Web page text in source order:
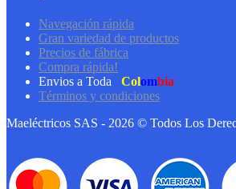
Navegación rápida
Gran variedad de productos
Precios de fábrica
Compra rápida!
Envios a Toda
Colombia
Términos y condiciones
Maeléctricos SAS - 2026 © Todos Los